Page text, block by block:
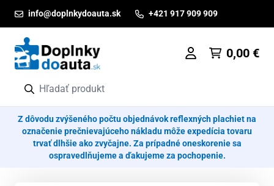
info@doplnkydoauta.sk +421 917 909 909
0,00 €
Z dôvodu zvýšeného počtu objednávok reflexných plachiet na
označenie prečnievajúceho nákladu môže expedícia tovaru
trvať dlhšie ako zvyčajne. Za prípadné oneskorenie sa
ospravedlňujeme a ďakujeme za pochopenie.